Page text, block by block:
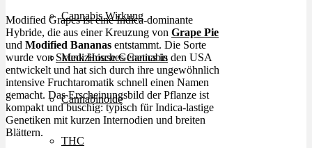
Cannabis Wirkung
Medizinisches Cannabis
Cannabinoide
THC
Modified Grapes ist eine Indica-dominante
Hybride, die aus einer Kreuzung von Grape Pie
und Modified Bananas entstammt. Die Sorte
wurde vonSkunkHouse Genetics in den USA
entwickelt und hat sich durch ihre ungewöhnlich
intensive Fruchtaromatik schnell einen Namen
gemacht. Das Erscheinungsbild der Pflanze ist
kompakt und buschig: typisch für Indica-lastige
Genetiken mit kurzen Internodien und breiten
Blättern.